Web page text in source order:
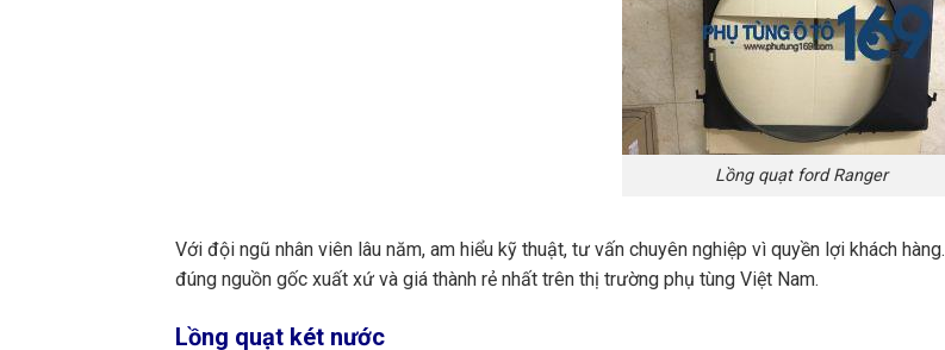
Lồng quạt ford Ranger
Với đội ngũ nhân viên lâu năm, am hiểu kỹ thuật, tư vấn chuyên nghiệp vì quyền lợi khách hàng.
đúng nguồn gốc xuất xứ và giá thành rẻ nhất trên thị trường phụ tùng Việt Nam.
Lồng quạt két nước